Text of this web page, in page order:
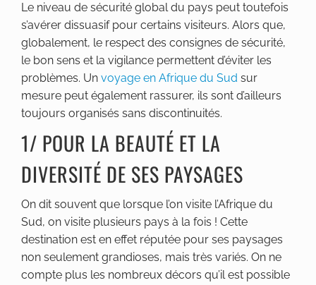
Le niveau de sécurité global du pays peut toutefois
s’avérer dissuasif pour certains visiteurs. Alors que,
globalement, le respect des consignes de sécurité,
le bon sens et la vigilance permettent d’éviter les
problèmes. Un voyage en Afrique du Sud sur
mesure peut également rassurer, ils sont d’ailleurs
toujours organisés sans discontinuités.
1/ POUR LA BEAUTÉ ET LA
DIVERSITÉ DE SES PAYSAGES
On dit souvent que lorsque l’on visite l’Afrique du
Sud, on visite plusieurs pays à la fois ! Cette
destination est en effet réputée pour ses paysages
non seulement grandioses, mais très variés. On ne
compte plus les nombreux décors qu’il est possible